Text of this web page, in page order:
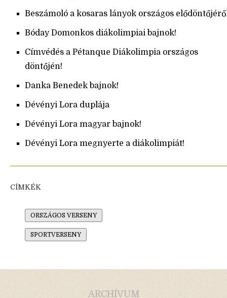
Beszámoló a kosaras lányok országos
Bóday Domonkos diákolimpiai bajnok!
Címvédés a Pétanque Diákolimpia országos
döntőjén!
Danka Benedek bajnok!
Dévényi Lora duplája
Dévényi Lora magyar bajnok!
Dévényi Lora megnyerte a diákolimpiát!
CÍMKÉK
ORSZÁGOS VERSENY
SPORTVERSENY
ARCHÍVUM